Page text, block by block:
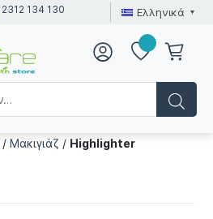
2312 134 130 Ελληνικά
/Μακιγιάζ / Highlighter